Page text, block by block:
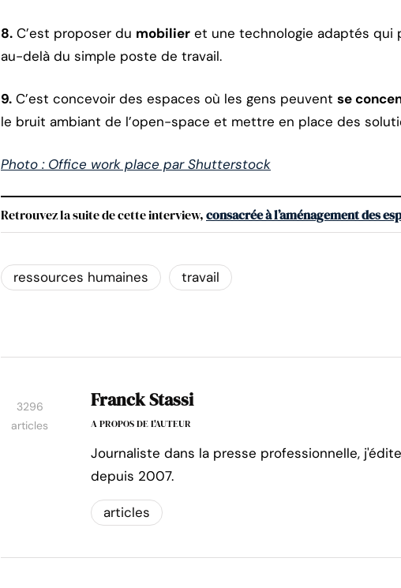
8. C’est proposer du mobilier et une technologie adaptés qui
au-delà du simple poste de travail.
9. C’est concevoir des espaces où les gens peuvent se
le bruit ambiant de l’open-space et mettre en place des
Photo : Office work place par Shutterstock
Retrouvez la suite de cette interview,consacrée à l’aménagement des
ressources humaines travail
3296
articles
Franck Stassi
A PROPOS DE L'AUTEUR
Journaliste dans la presse professionnelle,
depuis 2007.
articles